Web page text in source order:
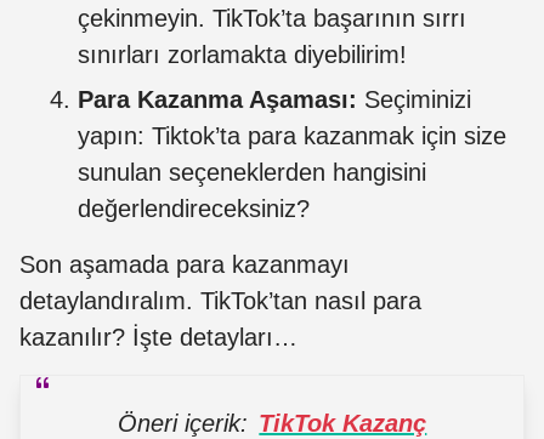
çekinmeyin. TikTok’ta başarının sırrı
sınırları zorlamakta diyebilirim!
Para Kazanma Aşaması: Seçiminizi
yapın: Tiktok’ta para kazanmak için size
sunulan seçeneklerden hangisini
değerlendireceksiniz?
Son aşamada para kazanmayı
detaylandıralım. TikTok’tan nasıl para
kazanılır? İşte detayları…
Öneri içerik: TikTok Kazanç